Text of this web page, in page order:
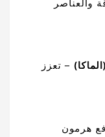
والعناصر
– تعزز
هرمون